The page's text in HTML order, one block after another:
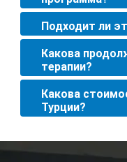
Подходит ли
Какова
терапии?
Какова
Турции?